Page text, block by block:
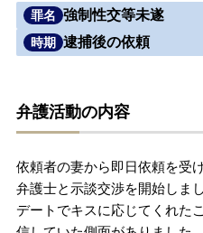
刑事事件データベース
罪名 強制性交等未遂
時期 逮捕後の依頼
弁護活動の内容
依頼者の妻から即日依頼を受
弁護士と示談交渉を開始しま
デートでキスに応じてくれた